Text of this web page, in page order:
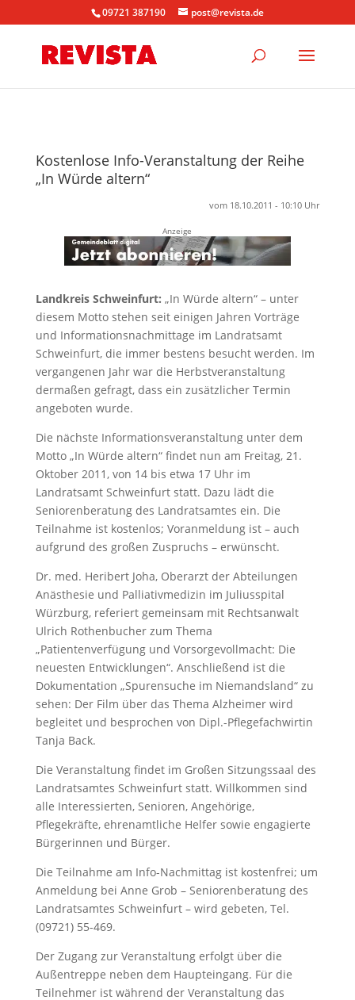
09721 387190 post@revista.de
Kostenlose Info-Veranstaltung der Reihe
„In Würde altern“
vom 18.10.2011 - 10:10 Uhr
Anzeige
Landkreis Schweinfurt: „In Würde altern“ – unter
diesem Motto stehen seit einigen Jahren Vorträge
und Informationsnachmittage im Landratsamt
Schweinfurt, die immer bestens besucht werden. Im
vergangenen Jahr war die Herbstveranstaltung
dermaßen gefragt, dass ein zusätzlicher Termin
angeboten wurde.
Die nächste Informationsveranstaltung unter dem
Motto „In Würde altern“ findet nun am Freitag, 21.
Oktober 2011, von 14 bis etwa 17 Uhr im
Landratsamt Schweinfurt statt. Dazu lädt die
Seniorenberatung des Landratsamtes ein. Die
Teilnahme ist kostenlos; Voranmeldung ist – auch
aufgrund des großen Zuspruchs – erwünscht.
Dr. med. Heribert Joha, Oberarzt der Abteilungen
Anästhesie und Palliativmedizin im Juliusspital
Würzburg, referiert gemeinsam mit Rechtsanwalt
Ulrich Rothenbucher zum Thema
„Patientenverfügung und Vorsorgevollmacht: Die
neuesten Entwicklungen“. Anschließend ist die
Dokumentation „Spurensuche im Niemandsland“ zu
sehen: Der Film über das Thema Alzheimer wird
begleitet und besprochen von Dipl.-Pflegefachwirtin
Tanja Back.
Die Veranstaltung findet im Großen Sitzungssaal des
Landratsamtes Schweinfurt statt. Willkommen sind
alle Interessierten, Senioren, Angehörige,
Pflegekräfte, ehrenamtliche Helfer sowie engagierte
Bürgerinnen und Bürger.
Die Teilnahme am Info-Nachmittag ist kostenfrei; um
Anmeldung bei Anne Grob – Seniorenberatung des
Landratsamtes Schweinfurt – wird gebeten, Tel.
(09721) 55-469.
Der Zugang zur Veranstaltung erfolgt über die
Außentreppe neben dem Haupteingang. Für die
Teilnehmer ist während der Veranstaltung das